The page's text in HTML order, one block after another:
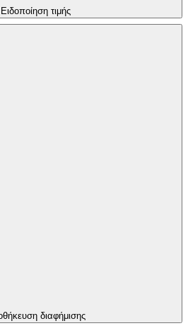
Ειδοποίηση τιμής
διαφήμισης